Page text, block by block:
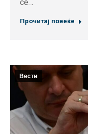
се…
Прочитај повеќе
Вести